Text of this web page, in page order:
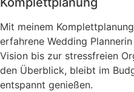
Mit meinem
erfahrene Wedding
Vision bis zur stressfreien
den Überblick, bleibt im
entspannt genießen.